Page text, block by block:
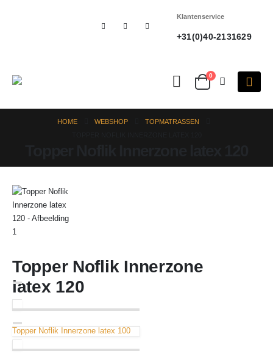
Klantenservice
+31(0)40-2131629
0
HOME WEBSHOP
TOPMATRASSEN
Topper Noflik Innerzone
latex 120
Topper Noflik Innerzone latex 100